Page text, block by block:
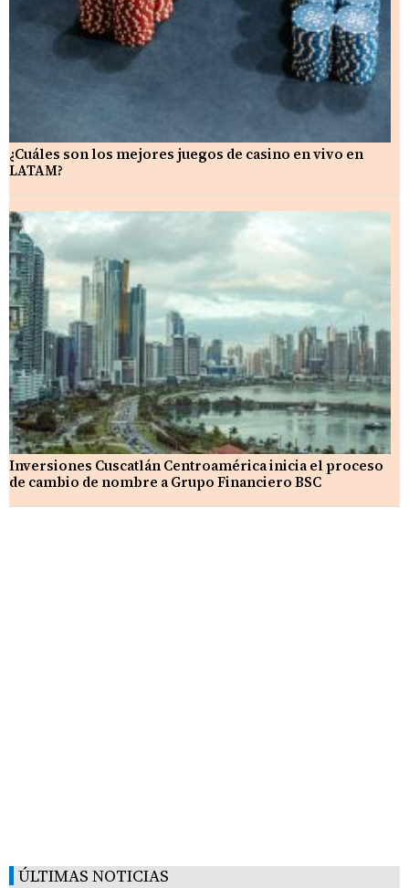
¿Cuáles son los mejores juegos de casino en vivo en
LATAM?
Inversiones Cuscatlán Centroamérica inicia el proceso
de cambio de nombre a Grupo Financiero BSC
ÚLTIMAS NOTICIAS